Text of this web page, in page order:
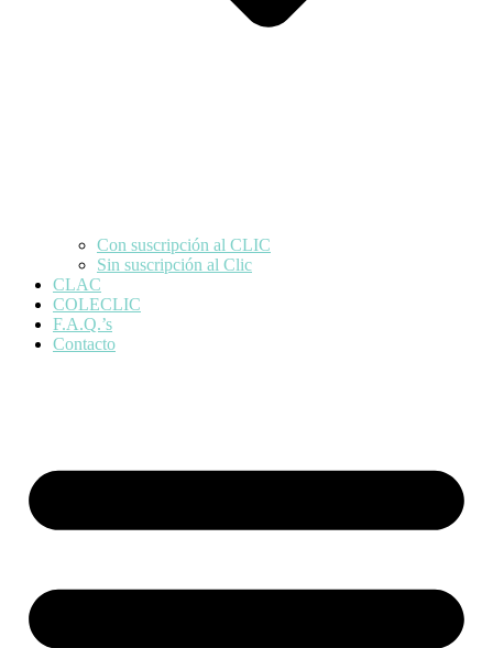
Con suscripción al CLIC
Sin suscripción al Clic
CLAC
COLECLIC
F.A.Q.’s
Contacto